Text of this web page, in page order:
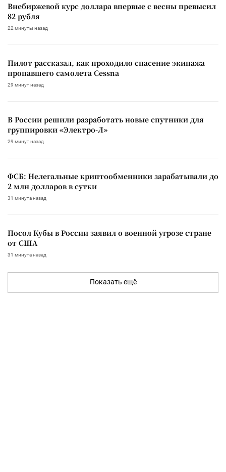
Внебиржевой курс доллара впервые с весны превысил
82 рубля
22 минуты назад
Пилот рассказал, как проходило спасение экипажа
пропавшего самолета Cessna
29 минут назад
В России решили разработать новые спутники для
группировки «Электро-Л»
29 минут назад
ФСБ: Нелегальные криптообменники зарабатывали до
2 млн долларов в сутки
31 минута назад
Посол Кубы в России заявил о военной угрозе стране
от США
31 минута назад
Показать ещё